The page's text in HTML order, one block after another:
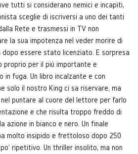
tutti si considerano nemici e incapiti,
sceglie di iscriversi a uno dei tanti
Rete e trasmessi in TV non
la sua impotenza nel veder morire di
dopo essere stato licenziato. E sorpresa
proprio per il più importante e
in fuga. Un libro incalzante e con
solo il nostro King ci sa riservare, ma
nel puntare al cuore del lettore per farlo
e che risulta troppo freddo di
azione in bianco e nero. Un finale
molto insipido e frettoloso dopo 250
ripetitivo. Un thriller insolito, ma non